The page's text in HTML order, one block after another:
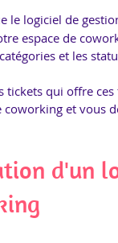
le logiciel de
espace de
et les
tickets qui offre
et vous
d'un